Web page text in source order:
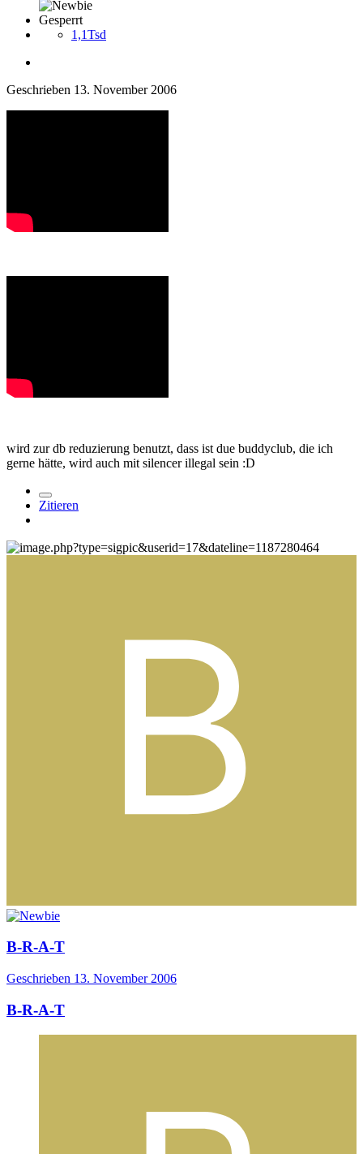
Gesperrt
1,1Tsd
Geschrieben 13. November 2006
wird zur db reduzierung benutzt, dass ist due buddyclub, die ich
gerne hätte, wird auch mit silencer illegal sein :D
Zitieren
B-R-A-T
Geschrieben 13. November 2006
B-R-A-T